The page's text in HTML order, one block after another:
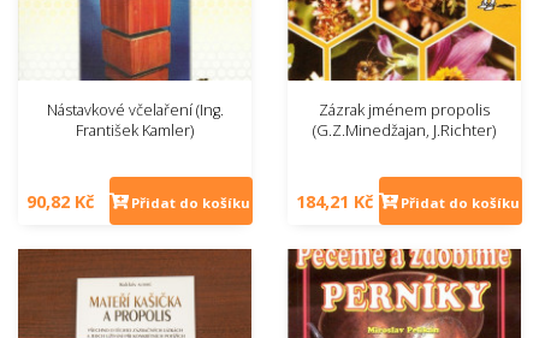
Nástavkové včelaření (Ing.
František Kamler)
90,82 Kč Přidat do košíku
Zázrak jménem propolis
(G.Z.Minedžajan, J.Richter)
184,21 Kč Přidat do košíku